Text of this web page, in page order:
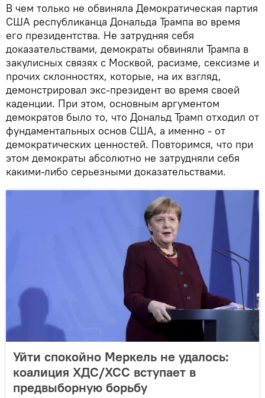
В чем только не обвиняла Демократическая партия
США республиканца Дональда Трампа во время
его президентства. Не затрудняя себя
доказательствами, демократы обвиняли Трампа в
закулисных связях с Москвой, расизме, сексизме и
прочих склонностях, которые, на их взгляд,
демонстрировал экс-президент во время своей
каденции. При этом, основным аргументом
демократов было то, что Дональд Трамп отходил от
фундаментальных основ США, а именно - от
демократических ценностей. Повторимся, что при
этом демократы абсолютно не затрудняли себя
какими-либо серьезными доказательствами.
Уйти спокойно Меркель не удалось:
коалиция ХДС/ХСС вступает в
предвыборную борьбу